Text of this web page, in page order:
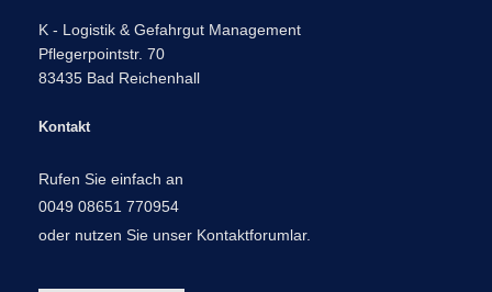
K - Logistik & Gefahrgut Management
Pflegerpointstr. 70
83435 Bad Reichenhall
Kontakt
Rufen Sie einfach an
0049 08651 770954
oder nutzen Sie unser Kontaktforumlar.